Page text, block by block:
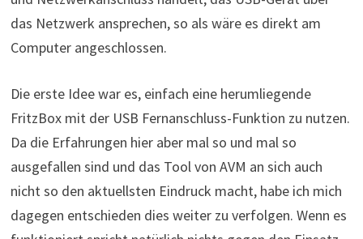
das Netzwerk ansprechen, so als wäre es direkt am
Computer angeschlossen.
Die erste Idee war es, einfach eine herumliegende
FritzBox mit der USB Fernanschluss-Funktion zu nutzen.
Da die Erfahrungen hier aber mal so und mal so
ausgefallen sind und das Tool von AVM an sich auch
nicht so den aktuellsten Eindruck macht, habe ich mich
dagegen entschieden dies weiter zu verfolgen. Wenn es